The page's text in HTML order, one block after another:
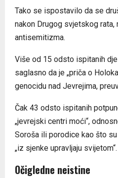
Tako se ispostavilo da se
nakon Drugog svjetskog rata,
antisemitizma.
Više od 15 odsto ispitanih
saglasno da je „priča o
genocidu nad Jevrejima,
Čak 43 odsto ispitanih
„jevrejski centri moći“,
Soroša ili porodice kao što
„iz sjenke upravljaju svijetom“.
Očigledne neistine